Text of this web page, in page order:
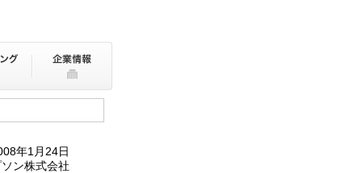
年1月24日
ン株式会社